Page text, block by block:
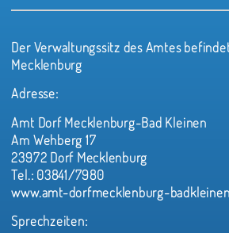
Der Verwaltungssitz des Amtes
Mecklenburg
Adresse:
Amt Dorf Mecklenburg-Bad Kleinen
Am Wehberg 17
23972 Dorf Mecklenburg
Tel.: 03841/7980
www.amt-dorfmecklenburg-
Sprechzeiten: